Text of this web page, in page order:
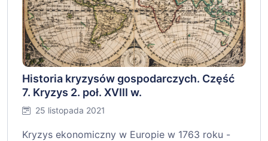
Historia kryzysów gospodarczych. Część
7. Kryzys 2. poł. XVIII w.
25 listopada 2021
Kryzys ekonomiczny w Europie w 1763 roku -